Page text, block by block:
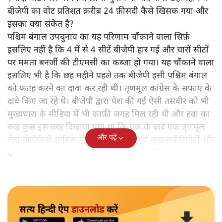
पश्चिम बंगालउपचुनावका परिणाम चौंकाने वाला रहा। इसमें 4 में
से 3 सीटों पर बीजेपी की जमानत क्यों जब्त हो गई? उसे सिर्फ़
14.5 फ़ीसदी वोट क्यों मिले? वह भी तब जब कुछ महीने पहले ही
विधानसभा चुनाव में उसे 38 फ़ीसदी से भी ज़्यादा वोट मिले थे।
उससे पहले 2019 के लोकसभा चुनाव में तो उसे 40 फ़ीसदी से भी
ज़्यादा वोट मिले थे। विधानसभा चुनाव के बाद यानी छह महीने में
बीजेपी का वोट प्रतिशत क़रीब 24 फ़ीसदी कैसे खिसक गया और
इसका क्या संकेत है?
पश्चिम बंगाल उपचुनाव का यह परिणाम चौंकाने वाला सिर्फ़
इसलिए भी है कि छह महीने पहले तक बीजेपी इसी पश्चिम बंगाल
को फतह करने का दावा कर रही थी। तृणमूल कांग्रेस के सफाए के
दावे किए जा रहे थे। बीजेपी द्वारा पेश की गई ऐसी तसवीर को भी